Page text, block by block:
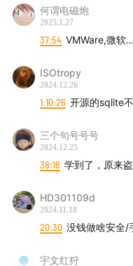
【关于「科技乱炖」】
累的经验为基础，结合
独到、深刻的独家观点。
【关于「津津乐道播客
在一派纷繁芜杂里，我
拒绝空泛浮夸。与专业
津津乐道 科技乱炖
何谓电磁炮
2025.1.27
37:54 VMWare,微软
ISOtropy
2024.12.26
1:10:26 开源的sqlite
三个句号号号
2024.12.25
38:18 学到了，原来
HD301109d
2024.11.18
20:30 没钱做啥安全/
宇文红狩